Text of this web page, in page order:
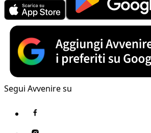
Segui Avvenire su